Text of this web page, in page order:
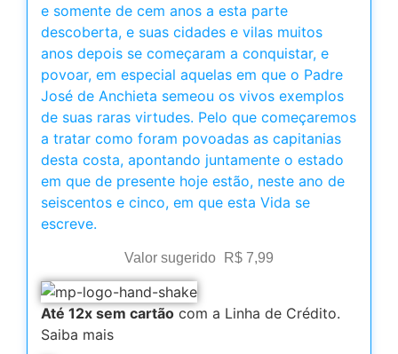
e somente de cem anos a esta parte
descoberta, e suas cidades e vilas muitos
anos depois se começaram a conquistar, e
povoar, em especial aquelas em que o Padre
José de Anchieta semeou os vivos exemplos
de suas raras virtudes. Pelo que começaremos
a tratar como foram povoadas as capitanias
desta costa, apontando juntamente o estado
em que de presente hoje estão, neste ano de
seiscentos e cinco, em que esta Vida se
escreve.
Valor sugerido R$ 7,99
Até 12x sem cartão com a Linha de Crédito.
Saiba mais